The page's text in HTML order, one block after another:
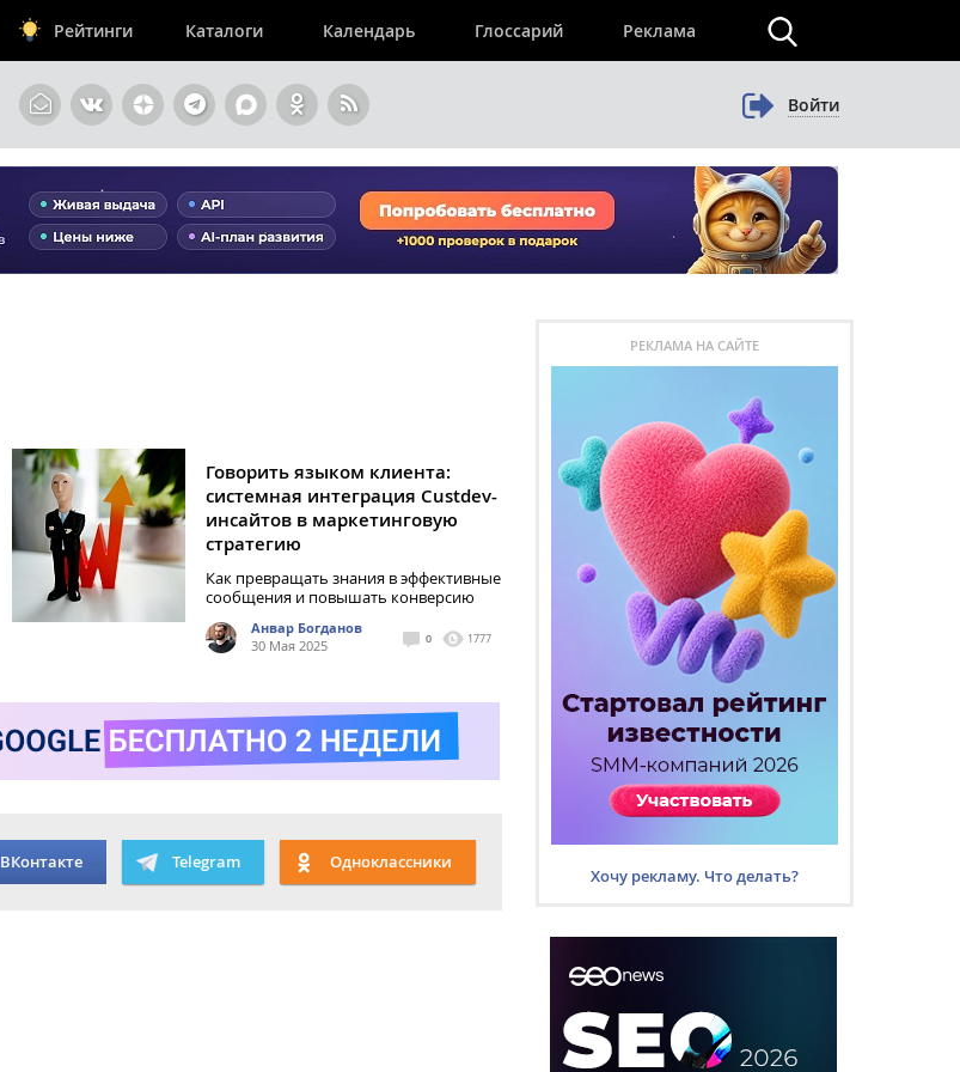
Рейтинги Каталоги Календарь Глоссарий Реклама
Войти
Говорить языком клиента:
системная интеграция Custdev-
инсайтов в маркетинговую
стратегию
Как превращать знания в эффективные
сообщения и повышать конверсию
Анвар Богданов
30 Мая 2025
0 1777
ВКонтакте Telegram Одноклассники
РЕКЛАМА НА САЙТЕ
Хочу рекламу. Что делать?